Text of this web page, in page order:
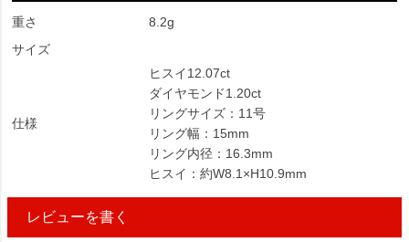
重さ
8.2g
サイズ
仕様
ヒスイ12.07ct
ダイヤモンド1.20ct
リングサイズ：11号
リング幅：15mm
リング内径：16.3mm
ヒスイ：約W8.1×H10.9mm
レビューを書く